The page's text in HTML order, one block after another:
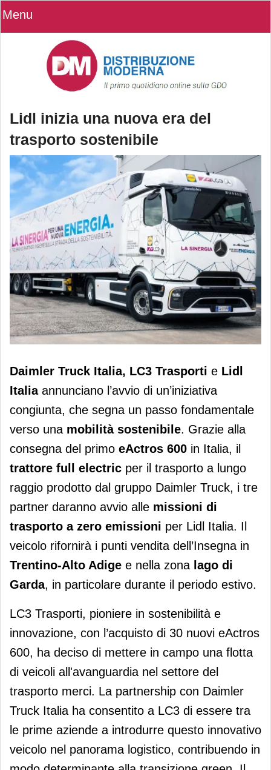
Menu
Lidl inizia una nuova era del
trasporto sostenibile
Lidl inizia una nuova era del trasporto
Daimler Truck Italia, LC3 Trasporti e Lidl
Italia annunciano l’avvio di un’iniziativa
congiunta, che segna un passo fondamentale
verso una mobilità sostenibile. Grazie alla
consegna del primo eActros 600 in Italia, il
trattore full electric per il trasporto a lungo
raggio prodotto dal gruppo Daimler Truck, i tre
partner daranno avvio alle missioni di
trasporto a zero emissioni per Lidl Italia. Il
veicolo rifornirà i punti vendita dell’Insegna in
Trentino-Alto Adige e nella zona lago di
Garda, in particolare durante il periodo estivo.
LC3 Trasporti, pioniere in sostenibilità e
innovazione, con l’acquisto di 30 nuovi eActros
600, ha deciso di mettere in campo una flotta
di veicoli all'avanguardia nel settore del
trasporto merci. La partnership con Daimler
Truck Italia ha consentito a LC3 di essere tra
le prime aziende a introdurre questo innovativo
veicolo nel panorama logistico, contribuendo in